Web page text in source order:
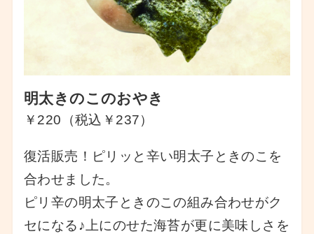
明太きのこのおやき
￥220（税込￥237）
復活販売！ピリッと辛い明太子ときのこを
合わせました。
ピリ辛の明太子ときのこの組み合わせがク
セになる♪上にのせた海苔が更に美味しさを